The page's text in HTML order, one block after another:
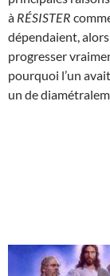
à RÉSISTER
dépendaient,
progresser
pourquoi l’un
un de